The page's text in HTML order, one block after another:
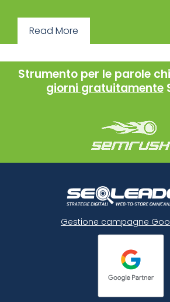
Read More
Strumento per le parole
giorni gratuitamente
Gestione campagne